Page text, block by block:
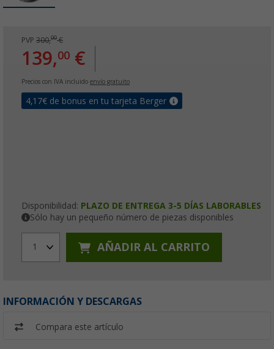
PVP 300,00€
139,00 €
Precios con IVA incluido envío gratuito
4,17€ de bonus en tu tarjeta Berger
Disponibilidad: PLAZO DE ENTREGA 3-5 DÍAS LABORABLES
Sólo hay un pequeño número de piezas disponibles
1 AÑADIR AL CARRITO
INFORMACIÓN Y DESCARGAS
Compara este artículo